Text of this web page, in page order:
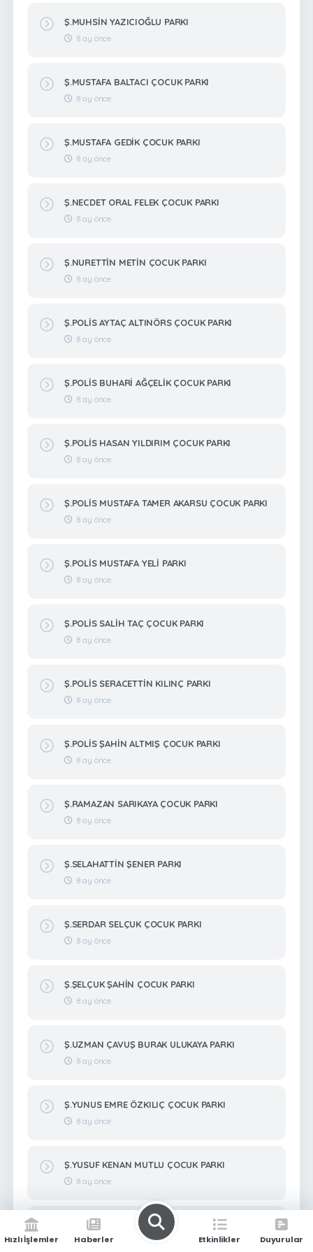
Ş.MUHSİN YAZICIOĞLU PARKI
8 ay önce
Ş.MUSTAFA BALTACI ÇOCUK PARKI
8 ay önce
Ş.MUSTAFA GEDİK ÇOCUK PARKI
8 ay önce
Ş.NECDET ORAL FELEK ÇOCUK PARKI
8 ay önce
Ş.NURETTİN METİN ÇOCUK PARKI
8 ay önce
Ş.POLİS AYTAÇ ALTINÖRS ÇOCUK PARKI
8 ay önce
Ş.POLİS BUHARİ AĞÇELİK ÇOCUK PARKI
8 ay önce
Ş.POLİS HASAN YILDIRIM ÇOCUK PARKI
8 ay önce
Ş.POLİS MUSTAFA TAMER AKARSU ÇOCUK PARKI
8 ay önce
Ş.POLİS MUSTAFA YELİ PARKI
8 ay önce
Ş.POLİS SALİH TAÇ ÇOCUK PARKI
8 ay önce
Ş.POLİS SERACETTİN KILINÇ PARKI
8 ay önce
Ş.POLİS ŞAHİN ALTMIŞ ÇOCUK PARKI
8 ay önce
Ş.RAMAZAN SARIKAYA ÇOCUK PARKI
8 ay önce
Ş.SELAHATTİN ŞENER PARKI
8 ay önce
Ş.SERDAR SELÇUK ÇOCUK PARKI
8 ay önce
Ş.ŞELÇUK ŞAHİN ÇOCUK PARKI
8 ay önce
Ş.UZMAN ÇAVUŞ BURAK ULUKAYA PARKI
8 ay önce
Ş.YUNUS EMRE ÖZKILIÇ ÇOCUK PARKI
8 ay önce
Ş.YUSUF KENAN MUTLU ÇOCUK PARKI
8 ay önce
Ş.ZEKERİYA BİTMEZ ÇOCUK PARKI
8 ay önce
Hızlı İşlemler Haberler Etkinlikler Duyurular